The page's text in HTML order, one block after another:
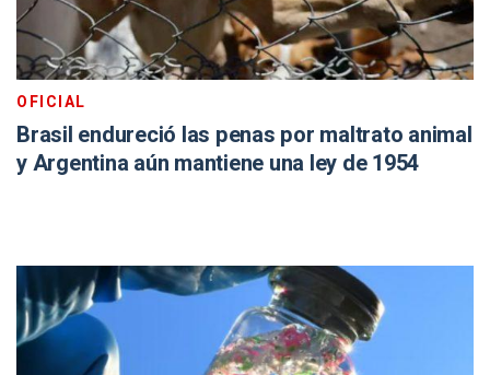
OFICIAL
Brasil endureció las penas por maltrato animal
y Argentina aún mantiene una ley de 1954